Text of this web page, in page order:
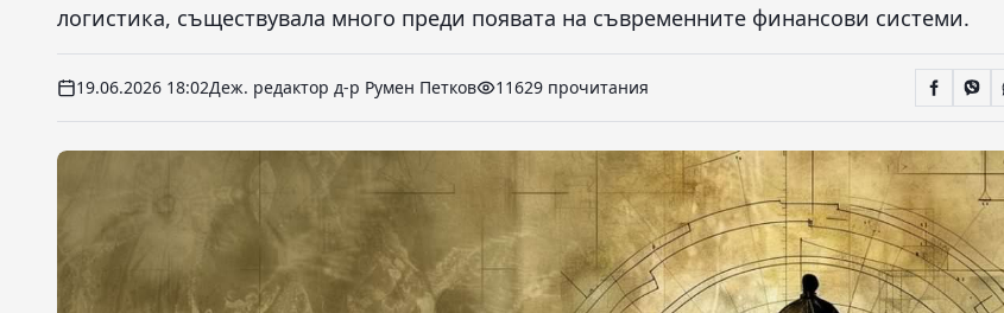
логистика, съществувала много преди появата на съвременните финансови системи.
19.06.2026 18:02Деж. редактор д-р Румен Петков 11629 прочитания